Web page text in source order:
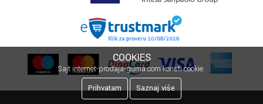
COOKIES
Sajt internet-prodaja-guma.com koristi cookie.
Prihvatam
Saznaj više